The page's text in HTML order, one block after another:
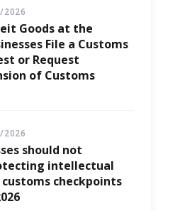
2026
Goods at the
File a Customs
or Request
of Customs
2026
should not
intellectual
checkpoints